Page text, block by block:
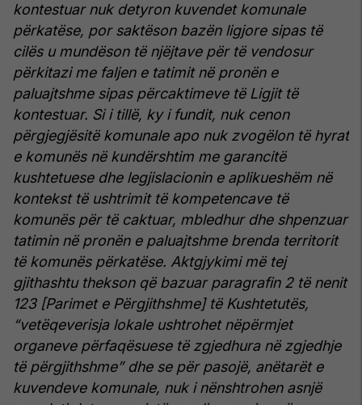
kontestuar nuk detyron kuvendet komunale
përkatëse, por saktëson bazën ligjore sipas të
cilës u mundëson të njëjtave për të vendosur
përkitazi me faljen e tatimit në pronën e
paluajtshme sipas përcaktimeve të Ligjit të
kontestuar. Si i tillë, ky i fundit, nuk cenon
përgjegjësitë komunale apo nuk zvogëlon të hyrat
e komunës në kundërshtim me garancitë
kushtetuese dhe legjislacionin e aplikueshëm në
kontekst të ushtrimit të kompetencave të
komunës për të caktuar, mbledhur dhe shpenzuar
tatimin në pronën e paluajtshme brenda territorit
të komunës përkatëse. Aktgjykimi më tej
gjithashtu thekson që bazuar paragrafin 2 të nenit
123 [Parimet e Përgjithshme] të Kushtetutës,
“vetëqeverisja lokale ushtrohet nëpërmjet
organeve përfaqësuese të zgjedhura në zgjedhje
të përgjithshme” dhe se për pasojë, anëtarët e
kuvendeve komunale, nuk i nënshtrohen asnjë